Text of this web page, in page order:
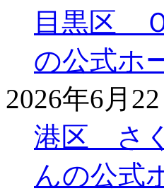
目黒区
の公式ホ
2026年6月22
港区 さ
んの公式